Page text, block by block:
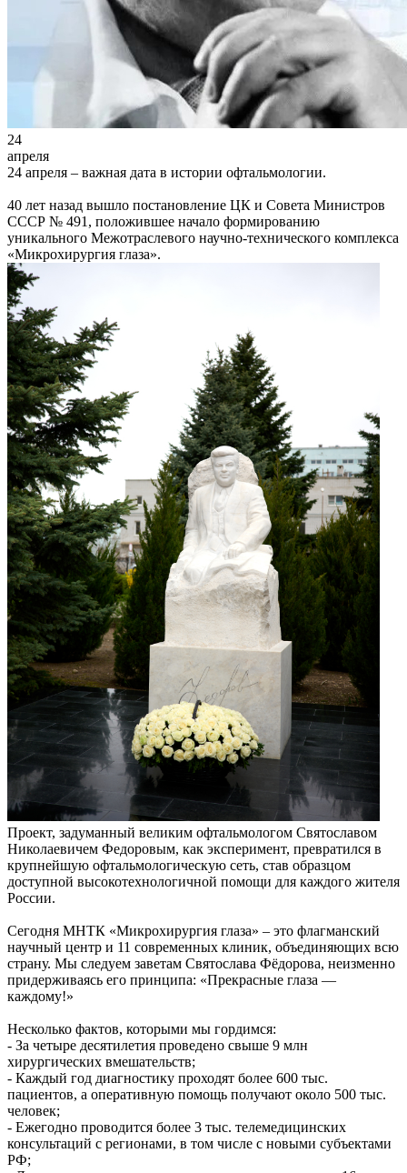
24
апреля
24 апреля – важная дата в истории офтальмологии.
40 лет назад вышло постановление ЦК и Совета Министров
СССР № 491, положившее начало формированию
уникального Межотраслевого научно-технического комплекса
«Микрохирургия глаза».
Проект, задуманный великим офтальмологом Святославом
Николаевичем Федоровым, как эксперимент, превратился в
крупнейшую офтальмологическую сеть, став образцом
доступной высокотехнологичной помощи для каждого жителя
России.
Сегодня МНТК «Микрохирургия глаза» – это флагманский
научный центр и 11 современных клиник, объединяющих всю
страну. Мы следуем заветам Святослава Фёдорова, неизменно
придерживаясь его принципа: «Прекрасные глаза —
каждому!»
Несколько фактов, которыми мы гордимся:
- За четыре десятилетия проведено свыше 9 млн
хирургических вмешательств;
- Каждый год диагностику проходят более 600 тыс.
пациентов, а оперативную помощь получают около 500 тыс.
человек;
- Ежегодно проводится более 3 тыс. телемедицинских
консультаций с регионами, в том числе с новыми субъектами
РФ;